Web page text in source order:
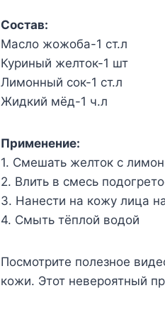
Состав:
Масло жожоба-1 ст.л
Куриный желток-1 шт
Лимонный сок-1 ст.л
Жидкий мёд-1 ч.л
Применение:
1. Смешать желток с
2. Влить в смесь
3. Нанести на кожу лица
4. Смыть тёплой водой
Посмотрите полезное
кожи. Этот невероятный